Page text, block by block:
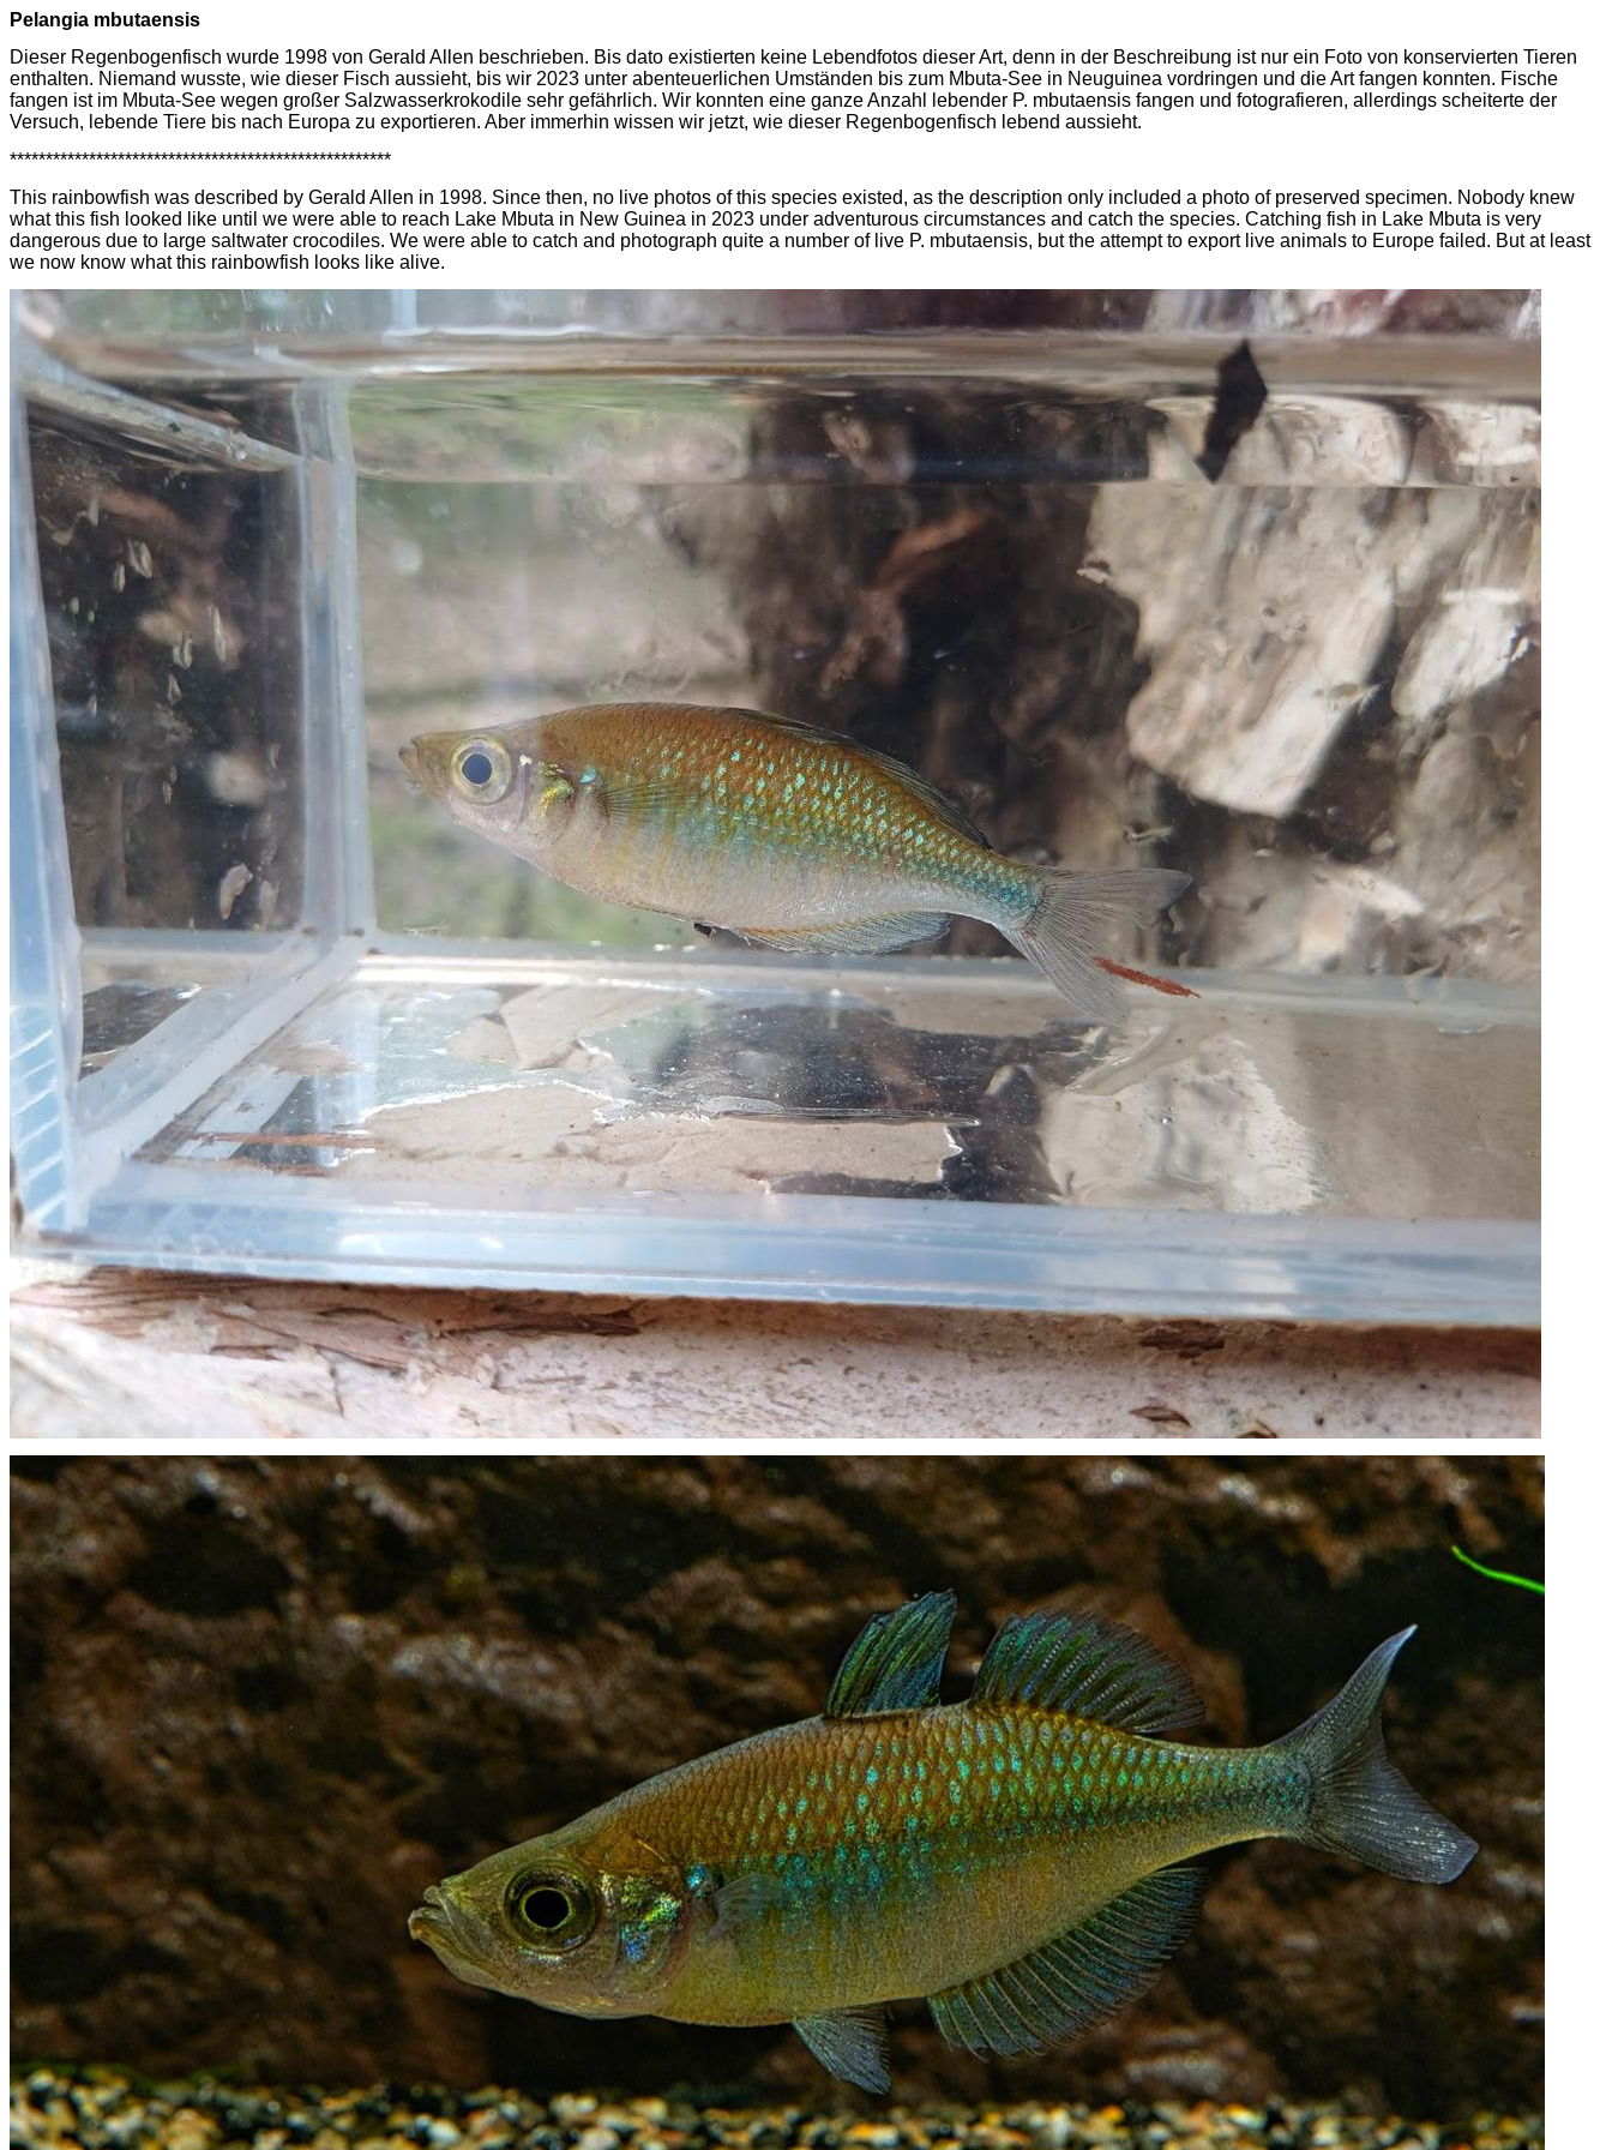
Pelangia mbutaensis
Dieser Regenbogenfisch wurde 1998 von Gerald Allen beschrieben. Bis dato existierten keine Lebendfotos dieser Art, denn in der Beschreibung ist nur ein Foto von konservierten Tieren
enthalten. Niemand wusste, wie dieser Fisch aussieht, bis wir 2023 unter abenteuerlichen Umständen bis zum Mbuta-See in Neuguinea vordringen und die Art fangen konnten. Fische
fangen ist im Mbuta-See wegen großer Salzwasserkrokodile sehr gefährlich. Wir konnten eine ganze Anzahl lebender P. mbutaensis fangen und fotografieren, allerdings scheiterte der
Versuch, lebende Tiere bis nach Europa zu exportieren. Aber immerhin wissen wir jetzt, wie dieser Regenbogenfisch lebend aussieht.
*****************************************************
This rainbowfish was described by Gerald Allen in 1998. Since then, no live photos of this species existed, as the description only included a photo of preserved specimen. Nobody knew
what this fish looked like until we were able to reach Lake Mbuta in New Guinea in 2023 under adventurous circumstances and catch the species. Catching fish in Lake Mbuta is very
dangerous due to large saltwater crocodiles. We were able to catch and photograph quite a number of live P. mbutaensis, but the attempt to export live animals to Europe failed. But at least
we now know what this rainbowfish looks like alive.